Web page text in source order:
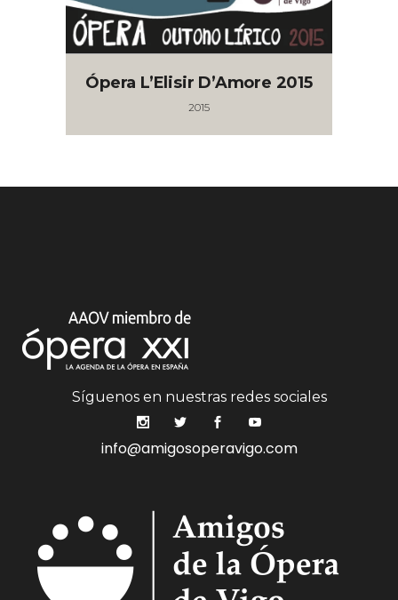
Ópera L’Elisir D’Amore 2015
2015
Síguenos en nuestras redes sociales
info@amigosoperavigo.com